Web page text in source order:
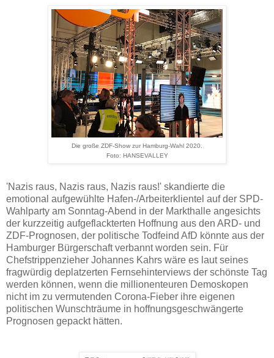
Die große ZDF-Show zur Hamburg-Wahl 2020.
Foto: HANSEVALLEY
'Nazis raus, Nazis raus, Nazis raus!' skandierte die
emotional aufgewühlte Hafen-/Arbeiterklientel auf der SPD-
Wahlparty am Sonntag-Abend in der Markthalle angesichts
der kurzzeitig aufgeflackterten Hoffnung aus den ARD- und
ZDF-Prognosen, der politische Todfeind AfD könnte aus der
Hamburger Bürgerschaft verbannt worden sein. Für
Chefstrippenzieher Johannes Kahrs wäre es laut seines
fragwürdig deplatzerten Fernsehinterviews der schönste Tag
werden können, wenn die millionenteuren Demoskopen
nicht im zu vermutenden Corona-Fieber ihre eigenen
politischen Wunschträume in hoffnungsgeschwängerte
Prognosen gepackt hätten.